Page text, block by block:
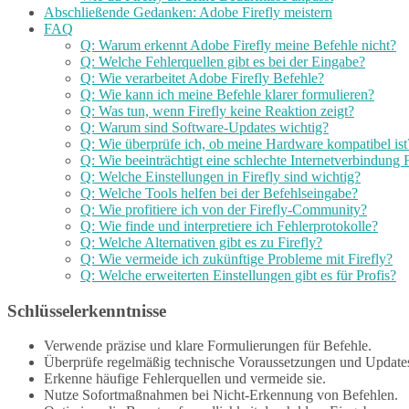
Abschließende Gedanken: Adobe Firefly meistern
FAQ
Q: Warum erkennt Adobe Firefly meine Befehle nicht?
Q: Welche Fehlerquellen gibt es bei der Eingabe?
Q: Wie verarbeitet Adobe Firefly Befehle?
Q: Wie kann ich meine Befehle klarer formulieren?
Q: Was tun, wenn Firefly keine Reaktion zeigt?
Q: Warum sind Software-Updates wichtig?
Q: Wie überprüfe ich, ob meine Hardware kompatibel
Q: Wie beeinträchtigt eine schlechte Internetverbindung
Q: Welche Einstellungen in Firefly sind wichtig?
Q: Welche Tools helfen bei der Befehlseingabe?
Q: Wie profitiere ich von der Firefly-Community?
Q: Wie finde und interpretiere ich Fehlerprotokolle?
Q: Welche Alternativen gibt es zu Firefly?
Q: Wie vermeide ich zukünftige Probleme mit Firefly?
Q: Welche erweiterten Einstellungen gibt es für Profis?
Schlüsselerkenntnisse
Verwende präzise und klare Formulierungen für Befehle.
Überprüfe regelmäßig technische Voraussetzungen und
Erkenne häufige Fehlerquellen und vermeide sie.
Nutze Sofortmaßnahmen bei Nicht-Erkennung von Befehlen.